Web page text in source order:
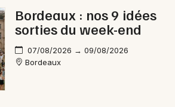
Bordeaux : nos 9 idées
sorties du week-end
07/08/2026 → 09/08/2026
Bordeaux